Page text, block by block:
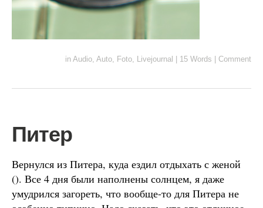
in Audio, Auto, Foto, Livejournal 15 Words Comment
Питер
Вернулся из Питера, куда ездил отдыхать с женой
(). Все 4 дня были наполнены солнцем, я даже
умудрился загореть, что вообще-то для Питера не